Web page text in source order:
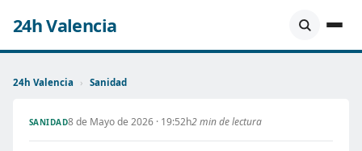
24h Valencia
24h Valencia › Sanidad
SANIDAD8 de Mayo de 2026 · 19:52h2 min de lectura